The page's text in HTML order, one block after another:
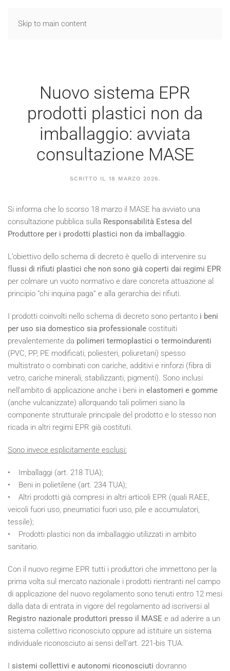
Skip to main content
Nuovo sistema EPR
prodotti plastici non da
imballaggio: avviata
consultazione MASE
SCRITTO IL 18 MARZO 2026 .
Si informa che lo scorso 18 marzo il MASE ha avviato una
consultazione pubblica sulla Responsabilità Estesa del
Produttore per i prodotti plastici non da imballaggio.
L’obiettivo dello schema di decreto è quello di intervenire su
f lussi di rifiuti plastici che non sono già coperti dai regimi EPR
per colmare un vuoto normativo e dare concreta attuazione al
principio “chi inquina paga” e alla gerarchia dei rifiuti.
I prodotti coinvolti nello schema di decreto sono pertanto i beni
per uso sia domestico sia professionale costituiti
prevalentemente da polimeri termoplastici o termoindurenti
(PVC, PP, PE modificati, poliesteri, poliuretani) spesso
multistrato o combinati con cariche, additivi e rinforzi (fibra di
vetro, cariche minerali, stabilizzanti, pigmenti). Sono inclusi
nell’ambito di applicazione anche i beni in elastomeri e gomme
(anche vulcanizzate) allorquando tali polimeri siano la
componente strutturale principale del prodotto e lo stesso non
ricada in altri regimi EPR già costituti.
Sono invece esplicitamente esclusi:
• Imballaggi (art. 218 TUA);
• Beni in polietilene (art. 234 TUA);
• Altri prodotti già compresi in altri articoli EPR (quali RAEE,
veicoli fuori uso, pneumatici fuori uso, pile e accumulatori,
tessile);
• Prodotti plastici non da imballaggio utilizzati in ambito
sanitario.
Con il nuovo regime EPR tutti i produttori che immettono per la
prima volta sul mercato nazionale i prodotti rientranti nel campo
di applicazione del nuovo regolamento sono tenuti entro 12 mesi
dalla data di entrata in vigore del regolamento ad iscriversi al
Registro nazionale produttori presso il MASE e ad aderire a un
sistema collettivo riconosciuto oppure ad istituire un sistema
individuale riconosciuto ai sensi dell’art. 221-bis TUA.
I sistemi collettivi e autonomi riconosciuti dovranno